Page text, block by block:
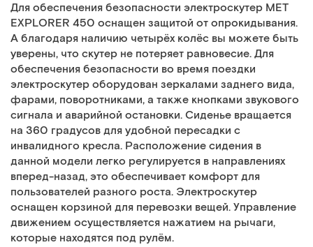
Для обеспечения безопасности электроскутер MET
EXPLORER 450 оснащен защитой от опрокидывания.
А благодаря наличию четырёх колёс вы можете быть
уверены, что скутер не потеряет равновесие. Для
обеспечения безопасности во время поездки
электроскутер оборудован зеркалами заднего вида,
фарами, поворотниками, а также кнопками звукового
сигнала и аварийной остановки. Сиденье вращается
на 360 градусов для удобной пересадки с
инвалидного кресла. Расположение сидения в
данной модели легко регулируется в направлениях
вперед-назад, это обеспечивает комфорт для
пользователей разного роста. Электроскутер
оснащен корзиной для перевозки вещей. Управление
движением осуществляется нажатием на рычаги,
которые находятся под рулём.